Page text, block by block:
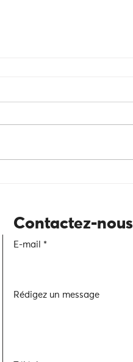
Contactez-nous
E-mail
Rédigez un message